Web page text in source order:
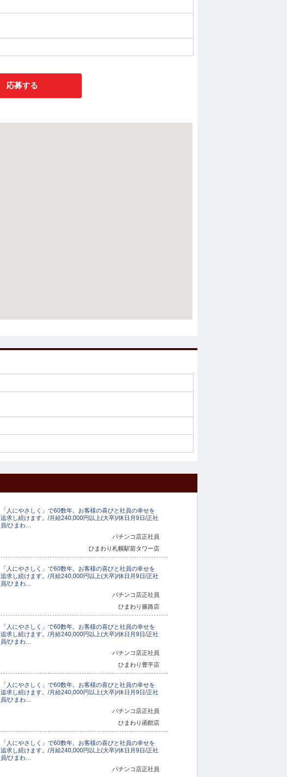
応募する
「人にやさしく」で60数年。お客様の喜びと社員の幸せを
追求し続けます。/月給240,000円以上(大卒)/休日月9日/正社
員/ひまわ…
パチンコ店正社員
ひまわり札幌駅前タワー店
「人にやさしく」で60数年。お客様の喜びと社員の幸せを
追求し続けます。/月給240,000円以上(大卒)/休日月9日/正社
員/ひまわ…
パチンコ店正社員
ひまわり篠路店
「人にやさしく」で60数年。お客様の喜びと社員の幸せを
追求し続けます。/月給240,000円以上(大卒)/休日月9日/正社
員/ひまわ…
パチンコ店正社員
ひまわり豊平店
「人にやさしく」で60数年。お客様の喜びと社員の幸せを
追求し続けます。/月給240,000円以上(大卒)/休日月9日/正社
員/ひまわ…
パチンコ店正社員
ひまわり函館店
「人にやさしく」で60数年。お客様の喜びと社員の幸せを
追求し続けます。/月給240,000円以上(大卒)/休日月9日/正社
員/ひまわ…
パチンコ店正社員